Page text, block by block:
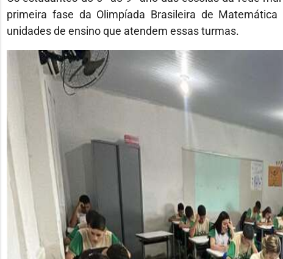
primeira fase da Olimpíada Brasileira de
unidades de ensino que atendem essas turmas.